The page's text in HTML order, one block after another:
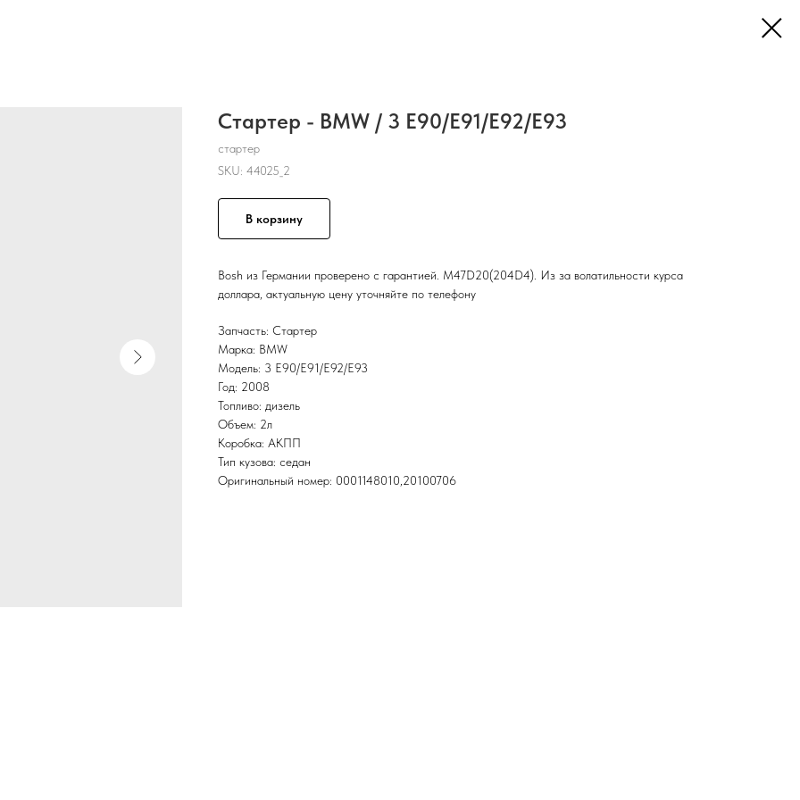
Стартер - BMW / 3 E90/E91/E92/E93
стартер
SKU: 44025_2
В корзину
Bosh из Германии проверено с гарантией. M47D20(204D4). Из за волатильности курса
доллара, актуальную цену уточняйте по телефону
Запчасть: Стартер
Марка: BMW
Модель: 3 E90/E91/E92/E93
Год: 2008
Топливо: дизель
Объем: 2л
Коробка: АКПП
Тип кузова: седан
Оригинальный номер: 0001148010,20100706